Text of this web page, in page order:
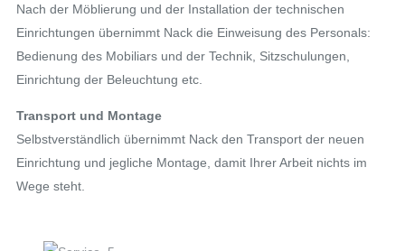
Nach der Möblierung und der Installation der technischen
Einrichtungen übernimmt Nack die Einweisung des Personals:
Bedienung des Mobiliars und der Technik, Sitzschulungen,
Einrichtung der Beleuchtung etc.
Transport und Montage
Selbstverständlich übernimmt Nack den Transport der neuen
Einrichtung und jegliche Montage, damit Ihrer Arbeit nichts im
Wege steht.